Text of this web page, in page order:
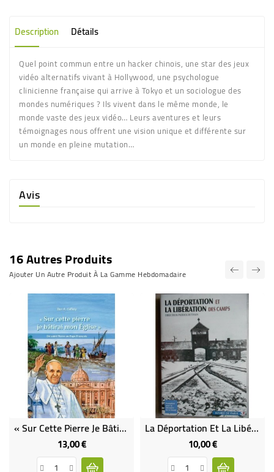
Description Détails
Quel point commun entre un hacker chinois, une star des jeux
vidéo alternatifs vivant à Hollywood, une psychologue
clinicienne française qui arrive à Tokyo et un sociologue des
mondes numériques ? Ils vivent dans le même monde, le
monde vaste des jeux vidéo… Leurs aventures et leurs
témoignages nous offrent une vision unique et différente sur
un monde en pleine mutation…
Avis
16 Autres Produits
Ajouter Un Autre Produit À La Gamme Hebdomadaire
« Sur Cette Pierre Je Bâtirai Mon Église » De Saint Pierre Au Pape François
13,00 €Prix
La Déportation Et La Libération Des Camps
10,00 €Prix